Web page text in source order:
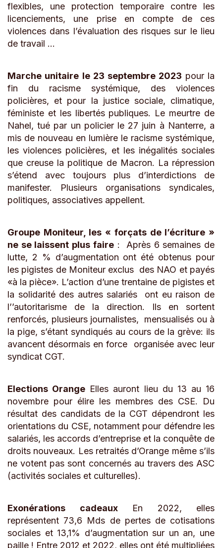
flexibles, une protection temporaire contre les
licenciements, une prise en compte de ces
violences dans l’évaluation des risques sur le lieu
de travail …
Marche unitaire le 23 septembre 2023 pour la
fin du racisme systémique, des violences
policières, et pour la justice sociale, climatique,
féministe et les libertés publiques. Le meurtre de
Nahel, tué par un policier le 27 juin à Nanterre, a
mis de nouveau en lumière le racisme systémique,
les violences policières, et les inégalités sociales
que creuse la politique de Macron. La répression
s’étend avec toujours plus d’interdictions de
manifester. Plusieurs organisations syndicales,
politiques, associatives appellent.
Groupe Moniteur, les « forçats de l’écriture »
ne se laissent plus faire: Après 6 semaines de
lutte, 2 % d’augmentation ont été obtenus pour
les pigistes de Moniteur exclus des NAO et payés
«à la pièce». L’action d’une trentaine de pigistes et
la solidarité des autres salariés ont eu raison de
l’’autoritarisme de la direction. Ils en sortent
renforcés, plusieurs journalistes, mensualisés ou à
la pige, s’étant syndiqués au cours de la grève: ils
avancent désormais en force organisée avec leur
syndicat CGT.
Elections Orange Elles auront lieu du 13 au 16
novembre pour élire les membres des CSE. Du
résultat des candidats de la CGT dépendront les
orientations du CSE, notamment pour défendre les
salariés, les accords d’entreprise et la conquête de
droits nouveaux. Les retraités d’Orange même s’ils
ne votent pas sont concernés au travers des ASC
(activités sociales et culturelles).
Exonérations cadeauxEn 2022, elles
représentent 73,6 Mds de pertes de cotisations
sociales et 13,1% d’augmentation sur un an, une
paille ! Entre 2012 et 2022, elles ont été multipliées